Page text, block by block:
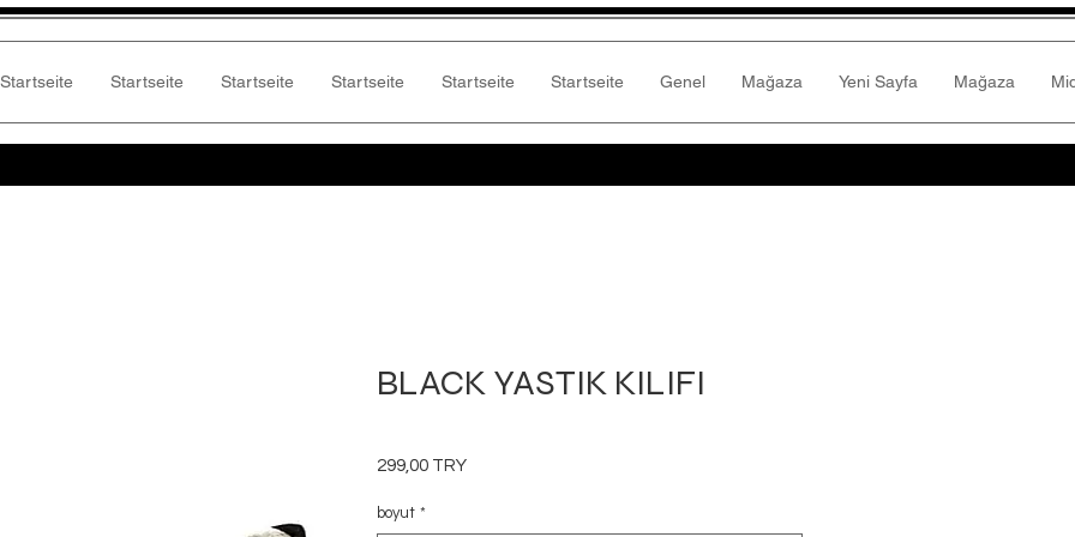
Startseite Startseite Startseite Startseite Startseite Startseite Genel Mağaza Yeni Sayfa Mağaza
BLACK YASTIK KILIFI
299,00 TRYPreis
boyut *